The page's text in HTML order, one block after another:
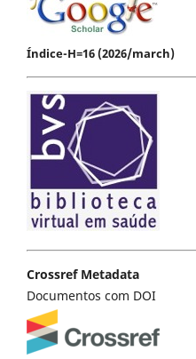
Índice-H=16 (2026/march)
Crossref Metadata
Documentos com DOI